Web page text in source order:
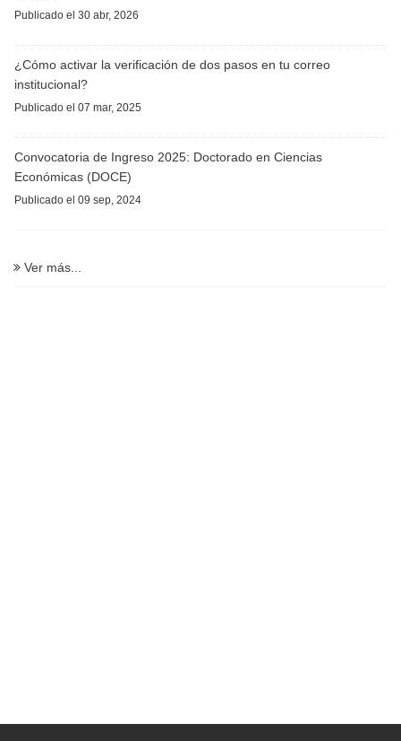
Publicado el 30 abr, 2026
¿Cómo activar la verificación de dos pasos en tu correo
institucional?
Publicado el 07 mar, 2025
Convocatoria de Ingreso 2025: Doctorado en Ciencias
Económicas (DOCE)
Publicado el 09 sep, 2024
Ver más...